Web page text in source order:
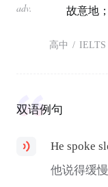
adv. 故意地
高中 / IELTS
双语例句
He spoke
他说得缓